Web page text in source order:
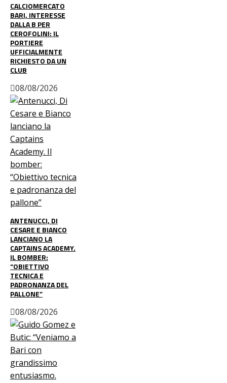
CALCIOMERCATO
BARI, INTERESSE
DALLA B PER
CEROFOLINI: IL
PORTIERE
UFFICIALMENTE
RICHIESTO DA UN
CLUB
08/08/2026
ANTENUCCI, DI
CESARE E BIANCO
LANCIANO LA
CAPTAINS ACADEMY.
IL BOMBER:
“OBIETTIVO
TECNICA E
PADRONANZA DEL
PALLONE”
08/08/2026